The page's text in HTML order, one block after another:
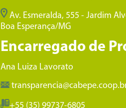
Av. Esmeralda, 555 - Jardim
Boa Esperança/MG
Encarregado de
Ana Luiza Lavorato
+55 (35) 99737-6805